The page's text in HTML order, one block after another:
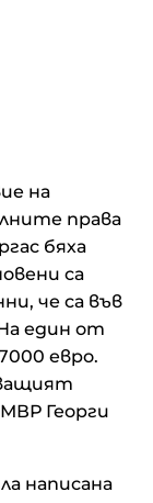
на
права
бяха
са
че са във
един от
евро.
Георги
написана